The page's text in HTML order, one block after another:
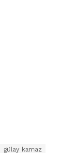
gülay kamaz